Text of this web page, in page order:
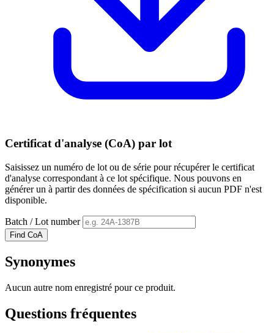
Certificat d'analyse (CoA) par lot
Saisissez un numéro de lot ou de série pour récupérer le certificat
d'analyse correspondant à ce lot spécifique. Nous pouvons en
générer un à partir des données de spécification si aucun PDF n'est
disponible.
Batch / Lot number
Find CoA
Synonymes
Aucun autre nom enregistré pour ce produit.
Questions fréquentes